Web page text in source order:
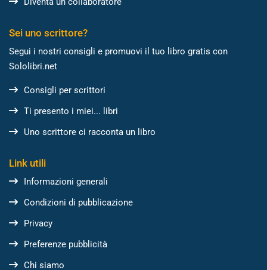
Sei uno scrittore?
Segui i nostri consigli e promuovi il tuo libro gratis con
Sololibri.net
Consigli per scrittori
Ti presento i miei... libri
Uno scrittore ci racconta un libro
Link utili
Informazioni generali
Condizioni di pubblicazione
Privacy
Preferenze pubblicità
Chi siamo